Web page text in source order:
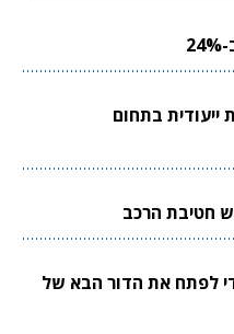
בתחום
חטיבת הרכב
לפתח את הדור הבא של